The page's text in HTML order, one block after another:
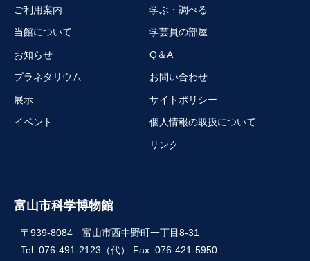
富山市科学博物館
〒939-8084 富山市西中野町一丁目8-31
Tel: 076-491-2123（代） Fax: 076-421-5950
ご利用案内
当館について
お知らせ
プラネタリウム
展示
イベント
学ぶ・調べる
学芸員の部屋
Q＆A
お問い合わせ
サイトポリシー
個人情報の取扱について
リンク